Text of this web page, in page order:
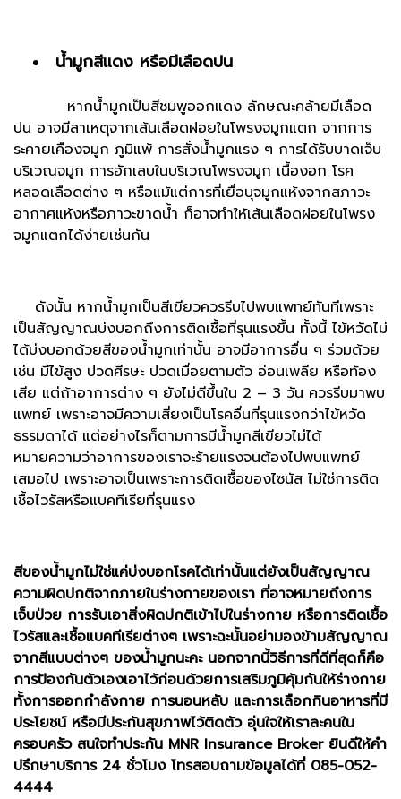
น้ำมูกสีแดง หรือมีเลือดปน
หากน้ำมูกเป็นสีชมพูออกแดง ลักษณะคล้ายมีเลือด
ปน อาจมีสาเหตุจากเส้นเลือดฝอยในโพรงจมูกแตก จากการ
ระคายเคืองจมูก ภูมิแพ้ การสั่งน้ำมูกแรง ๆ การได้รับบาดเจ็บ
บริเวณจมูก การอักเสบในบริเวณโพรงจมูก เนื้องอก โรค
หลอดเลือดต่าง ๆ หรือแม้แต่การที่เยื่อบุจมูกแห้งจากสภาวะ
อากาศแห้งหรือภาวะขาดน้ำ ก็อาจทำให้เส้นเลือดฝอยในโพรง
จมูกแตกได้ง่ายเช่นกัน
ดังนั้น หากน้ำมูกเป็นสีเขียวควรรีบไปพบแพทย์ทันทีเพราะ
เป็นสัญญาณบ่งบอกถึงการติดเชื้อที่รุนแรงขึ้น ทั้งนี้ ไข้หวัดไม่
ได้บ่งบอกด้วยสีของน้ำมูกเท่านั้น อาจมีอาการอื่น ๆ ร่วมด้วย
เช่น มีไข้สูง ปวดศีรษะ ปวดเมื่อยตามตัว อ่อนเพลีย หรือท้อง
เสีย แต่ถ้าอาการต่าง ๆ ยังไม่ดีขึ้นใน 2 – 3 วัน ควรรีบมาพบ
แพทย์ เพราะอาจมีความเสี่ยงเป็นโรคอื่นที่รุนแรงกว่าไข้หวัด
ธรรมดาได้ แต่อย่างไรก็ตามการมีน้ำมูกสีเขียวไม่ได้
หมายความว่าอาการของเราจะร้ายแรงจนต้องไปพบแพทย์
เสมอไป เพราะอาจเป็นเพราะการติดเชื้อของไซนัส ไม่ใช่การติด
เชื้อไวรัสหรือแบคทีเรียที่รุนแรง
สีของน้ำมูกไม่ใช่แค่บ่งบอกโรคได้เท่านั้นแต่ยังเป็นสัญญาณ
ความผิดปกติจากภายในร่างกายของเรา ที่อาจหมายถึงการ
เจ็บป่วย การรับเอาสิ่งผิดปกติเข้าไปในร่างกาย หรือการติดเชื้อ
ไวรัสและเชื้อแบคทีเรียต่างๆ เพราะฉะนั้นอย่ามองข้ามสัญญาณ
จากสีแบบต่างๆ ของน้ำมูกนะคะ นอกจากนี้วิธีการที่ดีที่สุดก็คือ
การป้องกันตัวเองเอาไว้ก่อนด้วยการเสริมภูมิคุ้มกันให้ร่างกาย
ทั้งการออกกำลังกาย การนอนหลับ และการเลือกกินอาหารที่มี
ประโยชน์ หรือมีประกันสุขภาพไว้ติดตัว อุ่นใจให้เราละคนใน
ครอบครัว สนใจทำประกัน MNR Insurance Broker ยินดีให้คำ
ปรึกษาบริการ 24 ชั่วโมง โทรสอบถามข้อมูลได้ที่ 085-052-
4444